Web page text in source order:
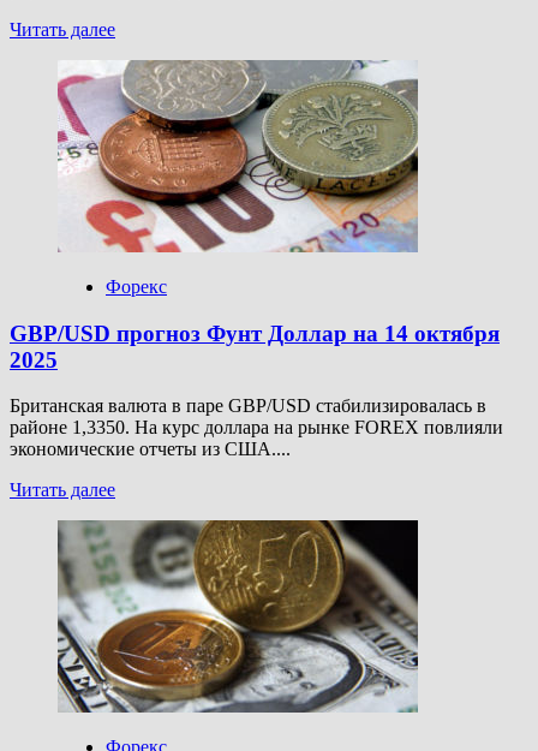
Читать далееПрочитать
о
USD/RUB
прогноз
Доллар
Рубль
на
14
октября
2025
Форекс
GBP/USD прогноз Фунт Доллар на 14 октября
2025
Британская валюта в паре GBP/USD стабилизировалась в
районе 1,3350. На курс доллара на рынке FOREX повлияли
экономические отчеты из США....
Читать далееПрочитать
GBP/USD
прогноз
Фунт
Доллар
на
14
октября
2025